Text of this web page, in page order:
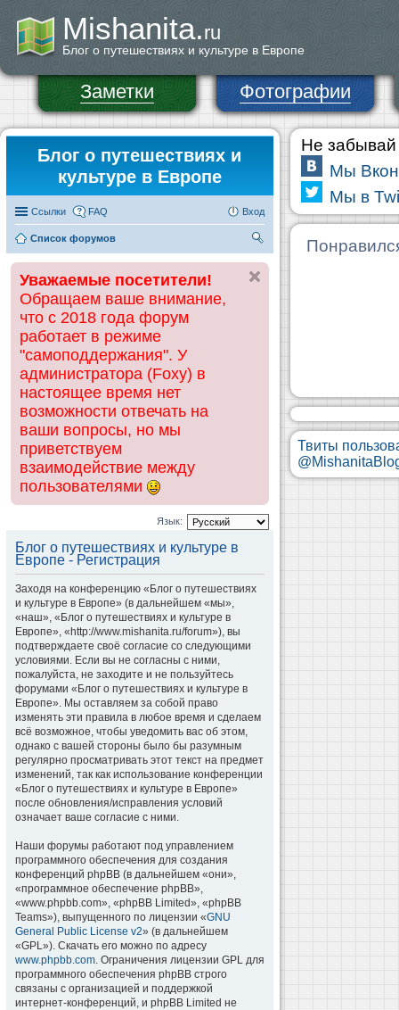
Mishanita.ru
Блог о путешествиях и культуре в Европе
Заметки Фотографии
Блог о путешествиях и
культуре в Европе
Ссылки FAQ Вход
Список форумов
ск
Уважаемые посетители!
Обращаем ваше внимание,
что с 2018 года форум
работает в режиме
"самоподдержания". У
администратора (Foxy) в
настоящее время нет
возможности отвечать на
ваши вопросы, но мы
приветствуем
взаимодействие между
пользователями
Язык:
Блог о путешествиях и культуре в
Европе - Регистрация
Заходя на конференцию «Блог о путешествиях
и культуре в Европе» (в дальнейшем «мы»,
«наш», «Блог о путешествиях и культуре в
Европе», «http://www.mishanita.ru/forum»), вы
подтверждаете своё согласие со следующими
условиями. Если вы не согласны с ними,
пожалуйста, не заходите и не пользуйтесь
форумами «Блог о путешествиях и культуре в
Европе». Мы оставляем за собой право
изменять эти правила в любое время и сделаем
всё возможное, чтобы уведомить вас об этом,
однако с вашей стороны было бы разумным
регулярно просматривать этот текст на предмет
изменений, так как использование конференции
«Блог о путешествиях и культуре в Европе»
после обновления/исправления условий
означает ваше согласие с ними.
Наши форумы работают под управлением
программного обеспечения для создания
конференций phpBB (в дальнейшем «они»,
«программное обеспечение phpBB»,
«www.phpbb.com», «phpBB Limited», «phpBB
Teams»), выпущенного по лицензии «GNU
General Public License v2» (в дальнейшем
«GPL»). Скачать его можно по адресу
www.phpbb.com. Ограничения лицензии GPL для
программного обеспечения phpBB строго
связаны с организацией и поддержкой
интернет-конференций, и phpBB Limited не
Не забывай
Мы
Мы в
Твиты